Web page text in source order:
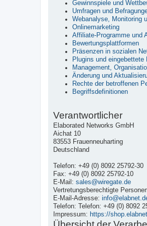
Gewinnspiele und
Umfragen und
Webanalyse, Monitoring
Onlinemarketing
Affiliate-Programme und
Bewertungsplattformen
Präsenzen in sozialen
Plugins und
Management,
Änderung und
Rechte der betroffenen
Begriffsdefinitionen
Verantwortlicher
Elaborated Networks GmbH
Aichat 10
83553 Frauenneuharting
Deutschland
Telefon: +49 (0) 8092 25792-30
Fax: +49 (0) 8092 25792-10
E-Mail: sales@wiregate.de
Vertretungsberechtigte
E-Mail-Adresse:
Telefon: Telefon: +49 (0) 8092
Impressum: https://